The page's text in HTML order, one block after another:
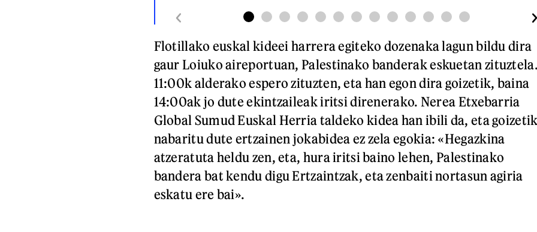
Flotillako euskal kideei harrera egiteko dozenaka lagun bildu dira
gaur Loiuko aireportuan, Palestinako banderak eskuetan
11:00k alderako espero zituzten, eta han egon dira goizetik, baina
14:00ak jo dute ekintzaileak iritsi direnerako. Nerea Etxebarria
Global Sumud Euskal Herria taldeko kidea han ibili da, eta
nabaritu dute ertzainen jokabidea ez zela egokia: «Hegazkina
atzeratuta heldu zen, eta, hura iritsi baino lehen, Palestinako
bandera bat kendu digu Ertzaintzak, eta zenbaiti nortasun agiria
eskatu ere bai».